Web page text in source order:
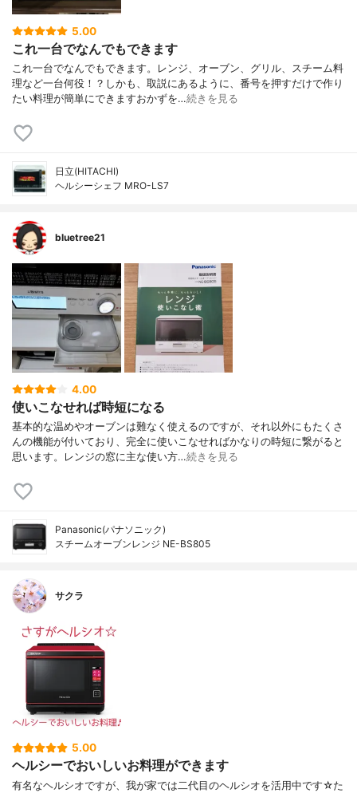
5.00
これ一台でなんでもできます
これ一台でなんでもできます。レンジ、オーブン、グリル、スチーム料
理など一台何役！？しかも、取説にあるように、番号を押すだけで作り
たい料理が簡単にできますおかずを…続きを見る
日立(HITACHI)
ヘルシーシェフ MRO-LS7
bluetree21
4.00
使いこなせれば時短になる
基本的な温めやオーブンは難なく使えるのですが、それ以外にもたくさ
んの機能が付いており、完全に使いこなせればかなりの時短に繋がると
思います。レンジの窓に主な使い方…続きを見る
Panasonic(パナソニック)
スチームオーブンレンジ NE-BS805
サクラ
5.00
ヘルシーでおいしいお料理ができます
有名なヘルシオですが、我が家では二代目のヘルシオを活用中です☆た